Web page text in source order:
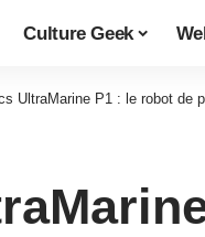
Culture Geek
UltraMarine P1 : le robot de